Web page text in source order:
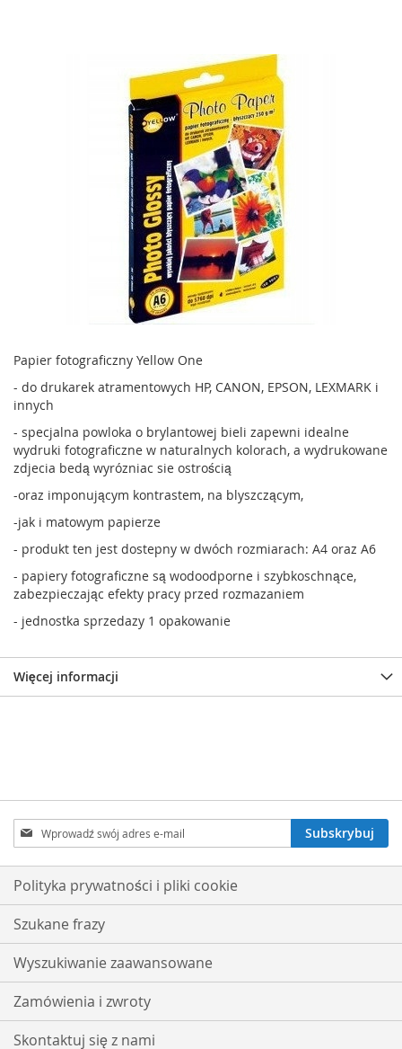
Papier fotograficzny Yellow One
- do drukarek atramentowych HP, CANON, EPSON, LEXMARK i
innych
- specjalna powloka o brylantowej bieli zapewni idealne
wydruki fotograficzne w naturalnych kolorach, a wydrukowane
zdjecia bedą wyrózniac sie ostrością
-oraz imponującym kontrastem, na blyszczącym,
-jak i matowym papierze
- produkt ten jest dostepny w dwóch rozmiarach: A4 oraz A6
- papiery fotograficzne są wodoodporne i szybkoschnące,
zabezpieczając efekty pracy przed rozmazaniem
- jednostka sprzedazy 1 opakowanie
Więcej informacji
Subskrybuj
nasz
newsletter:
Subskrybuj
Polityka prywatności i pliki cookie
Szukane frazy
Wyszukiwanie zaawansowane
Zamówienia i zwroty
Skontaktuj się z nami